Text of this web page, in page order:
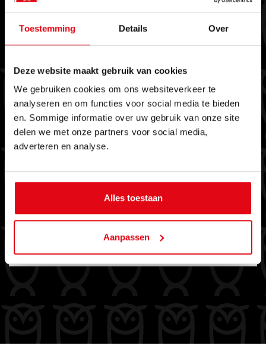
Toestemming Details Over
Deze website maakt gebruik van cookies
We gebruiken cookies om ons websiteverkeer te
analyseren en om functies voor social media te bieden
en. Sommige informatie over uw gebruik van onze site
delen we met onze partners voor social media,
adverteren en analyse.
Alles toestaan
Aanpassen
Uw woning met een goed gevoel aan een
betrouwbare (internationale) huurder
verhuren of op zoek naar een geschikte
huurwoning. Wij verzorgen voor u het
MEER INFORMATIE